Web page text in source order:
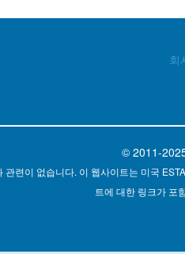
회
© 2011-
관련이 없습니다. 이 웹사이트는 미국
트에 대한 링크가 포